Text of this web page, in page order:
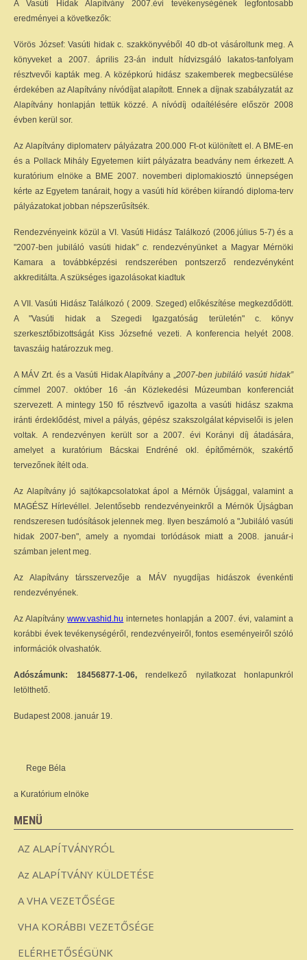
A Vasúti Hidak Alapítvány 2007.évi tevékenységének legfontosabb
eredményei a következők:
Vörös József: Vasúti hidak c. szakkönyvéből 40 db-ot vásároltunk meg. A
könyveket a 2007. április 23-án indult hídvizsgáló lakatos-tanfolyam
résztvevői kapták meg. A középkorú hidász szakemberek megbecsülése
érdekében az Alapítvány nívódíjat alapított. Ennek a díjnak szabályzatát az
Alapítvány honlapján tettük közzé. A nívódíj odaítélésére először 2008
évben kerül sor.
Az Alapítvány diplomaterv pályázatra 200.000 Ft-ot különített el. A BME-en
és a Pollack Mihály Egyetemen kiírt pályázatra beadvány nem érkezett. A
kuratórium elnöke a BME 2007. novemberi diplomakiosztó ünnepségen
kérte az Egyetem tanárait, hogy a vasúti híd körében kiírandó diploma-terv
pályázatokat jobban népszerűsítsék.
Rendezvényeink közül a VI. Vasúti Hidász Találkozó (2006.július 5-7) és a
"2007-ben jubiláló vasúti hidak” c.rendezvényünket a Magyar Mérnöki
Kamara a továbbképzési rendszerében pontszerző rendezvényként
akkreditálta. A szükséges igazolásokat kiadtuk
A VII. Vasúti Hidász Találkozó ( 2009. Szeged) előkészítése megkezdődött.
A "Vasúti hidak a Szegedi Igazgatóság területén" c. könyv
szerkesztőbizottságát Kiss Józsefné vezeti. A konferencia helyét 2008.
tavaszáig határozzuk meg.
A MÁV Zrt. és a Vasúti Hidak Alapítvány a „2007-ben jubiláló vasúti hidak”
címmel 2007. október 16 -án Közlekedési Múzeumban konferenciát
szervezett. A mintegy 150 fő résztvevő igazolta a vasúti hidász szakma
iránti érdeklődést, mivel a pályás, gépész szakszolgálat képviselői is jelen
voltak. A rendezvényen került sor a 2007. évi Korányi díj átadására,
amelyet a kuratórium Bácskai Endréné okl. építőmérnök, szakértő
tervezőnek ítélt oda.
Az Alapítvány jó sajtókapcsolatokat ápol a Mérnök Újsággal, valamint a
MAGÉSZ Hírlevéllel. Jelentősebb rendezvényeinkről a Mérnök Újságban
rendszeresen tudósítások jelennek meg. Ilyen beszámoló a "Jubiláló vasúti
hidak 2007-ben", amely a nyomdai torlódások miatt a 2008. január-i
számban jelent meg.
Az Alapítvány társszervezője a MÁV nyugdíjas hidászok évenkénti
rendezvényének.
Az Alapítványwww.vashid.hu internetes honlapján a 2007. évi, valamint a
korábbi évek tevékenységéről, rendezvényeiről, fontos eseményeiről szóló
információk olvashatók.
Adószámunk: 18456877-1-06, rendelkező nyilatkozat honlapunkról
letölthető.
Budapest 2008. január 19.
Rege Béla
a Kuratórium elnöke
MENÜ
AZ ALAPÍTVÁNYRÓL
Az ALAPÍTVÁNY KÜLDETÉSE
A VHA VEZETŐSÉGE
VHA KORÁBBI VEZETŐSÉGE
ELÉRHETŐSÉGÜNK